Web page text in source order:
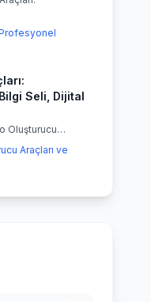
Profesyonel
Seli, Dijital
Oluşturucu…
Araçları ve